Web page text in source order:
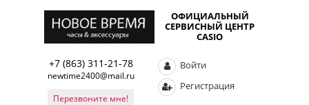
ОФИЦИАЛЬНЫЙ
СЕРВИСНЫЙ ЦЕНТР
CASIO
+7 (863) 311-21-78
newtime2400@mail.ru
Перезвоните мне!
Войти
Регистрация